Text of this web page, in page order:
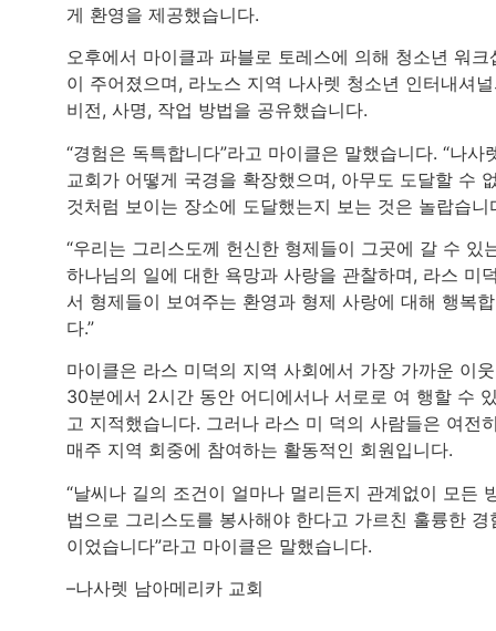
게 환영을 제공했습니다.
오후에서 마이클과 파블로 토레스에 의해 청소년 워크
이 주어졌으며, 라노스 지역 나사렛 청소년 인터내셔
비전, 사명, 작업 방법을 공유했습니다.
“경험은 독특합니다”라고 마이클은 말했습니다. “나사
교회가 어떻게 국경을 확장했으며, 아무도 도달할 수
것처럼 보이는 장소에 도달했는지 보는 것은 놀랍습니
“우리는 그리스도께 헌신한 형제들이 그곳에 갈 수 있
하나님의 일에 대한 욕망과 사랑을 관찰하며, 라스 미
서 형제들이 보여주는 환영과 형제 사랑에 대해 행복
다.”
마이클은 라스 미덕의 지역 사회에서 가장 가까운 이
30분에서 2시간 동안 어디에서나 서로로 여 행할 수
고 지적했습니다. 그러나 라스 미 덕의 사람들은 여전
매주 지역 회중에 참여하는 활동적인 회원입니다.
“날씨나 길의 조건이 얼마나 멀리든지 관계없이 모든
법으로 그리스도를 봉사해야 한다고 가르친 훌륭한 경
이었습니다”라고 마이클은 말했습니다.
–나사렛 남아메리카 교회